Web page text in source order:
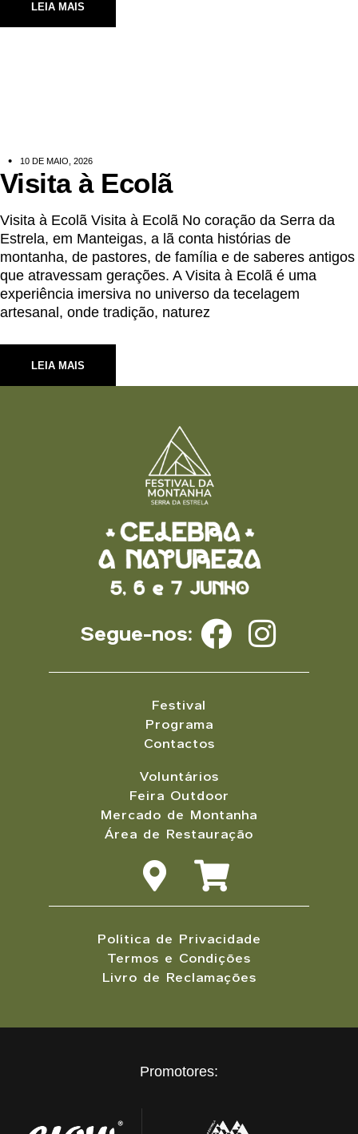
LEIA MAIS
10 DE MAIO, 2026
Visita à Ecolã
Visita à Ecolã Visita à Ecolã No coração da Serra da
Estrela, em Manteigas, a lã conta histórias de
montanha, de pastores, de família e de saberes antigos
que atravessam gerações. A Visita à Ecolã é uma
experiência imersiva no universo da tecelagem
artesanal, onde tradição, naturez
LEIA MAIS
Segue-nos:
Festival
Programa
Contactos
Voluntários
Feira Outdoor
Mercado de Montanha
Área de Restauração
Política de Privacidade
Termos e Condições
Livro de Reclamações
Promotores: